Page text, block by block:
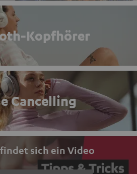
Kopfhörer
Cancelling
sich ein Video